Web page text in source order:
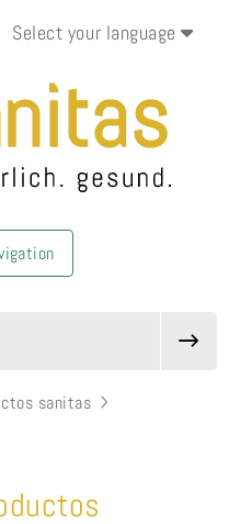
Select your language
sanitas